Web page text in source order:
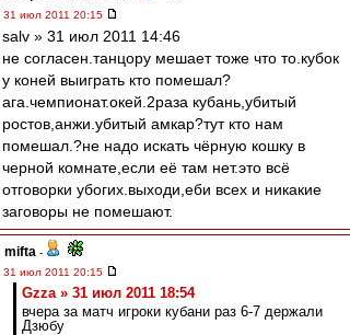
31 июл 2011 20:15
salv » 31 июл 2011 14:46
не согласен.танцору мешает тоже что то.кубок
у коней выиграть кто помешал?
ага.чемпионат.окей.2раза кубань,убитый
ростов,анжи.убитый амкар?тут кто нам
помешал.?не надо искать чёрную кошку в
черной комнате,если её там нет.это всё
отговорки убогих.выходи,еби всех и никакие
заговоры не помешают.
mifta -
31 июл 2011 20:15
Gzza » 31 июл 2011 18:54
вчера за матч игроки кубани раз 6-7 держали
Дзюбу